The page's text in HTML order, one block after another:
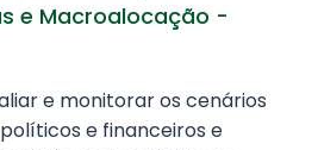
e Macroalocação -
e monitorar os cenários
e financeiros e